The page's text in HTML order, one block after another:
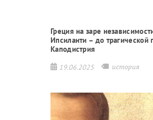
Греция на заре
Ипсиланти – до трагической
Каподистрия
19.06.2025 история